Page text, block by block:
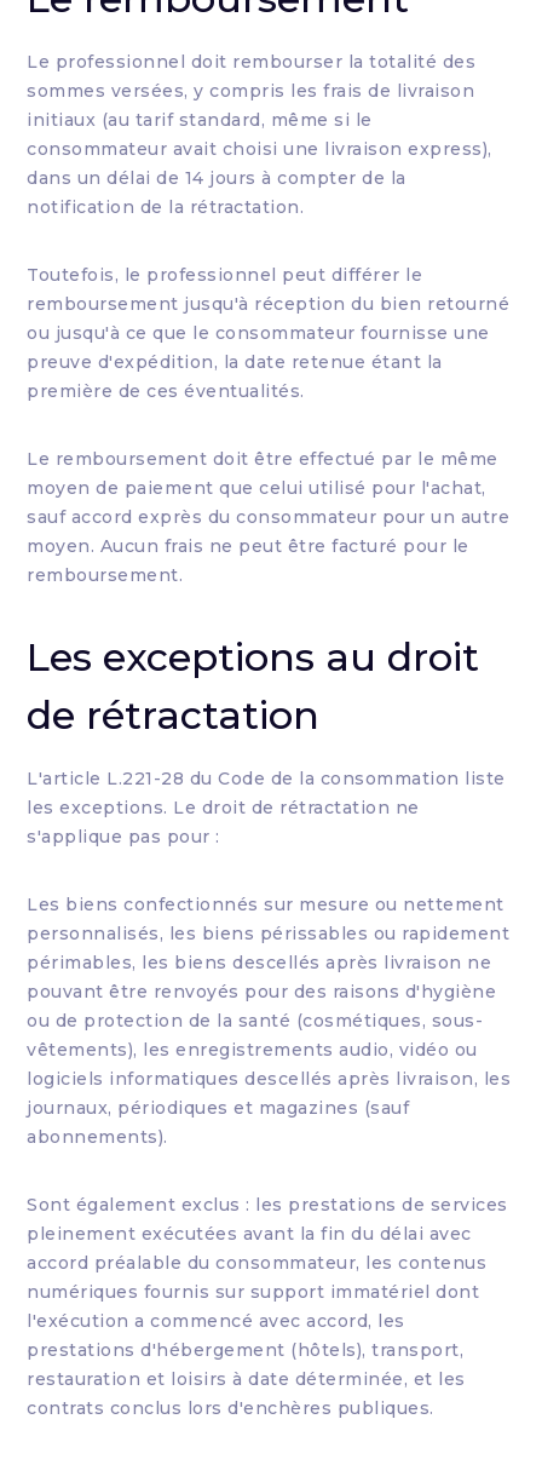
Le professionnel doit rembourser la totalité des
sommes versées, y compris les frais de livraison
initiaux (au tarif standard, même si le
consommateur avait choisi une livraison express),
dans un délai de 14 jours à compter de la
notification de la rétractation.
Toutefois, le professionnel peut différer le
remboursement jusqu'à réception du bien retourné
ou jusqu'à ce que le consommateur fournisse une
preuve d'expédition, la date retenue étant la
première de ces éventualités.
Le remboursement doit être effectué par le même
moyen de paiement que celui utilisé pour l'achat,
sauf accord exprès du consommateur pour un autre
moyen. Aucun frais ne peut être facturé pour le
remboursement.
Les exceptions au droit
de rétractation
L'article L.221-28 du Code de la consommation liste
les exceptions. Le droit de rétractation ne
s'applique pas pour :
Les biens confectionnés sur mesure ou nettement
personnalisés, les biens périssables ou rapidement
périmables, les biens descellés après livraison ne
pouvant être renvoyés pour des raisons d'hygiène
ou de protection de la santé (cosmétiques, sous-
vêtements), les enregistrements audio, vidéo ou
logiciels informatiques descellés après livraison, les
journaux, périodiques et magazines (sauf
abonnements).
Sont également exclus : les prestations de services
pleinement exécutées avant la fin du délai avec
accord préalable du consommateur, les contenus
numériques fournis sur support immatériel dont
l'exécution a commencé avec accord, les
prestations d'hébergement (hôtels), transport,
restauration et loisirs à date déterminée, et les
contrats conclus lors d'enchères publiques.